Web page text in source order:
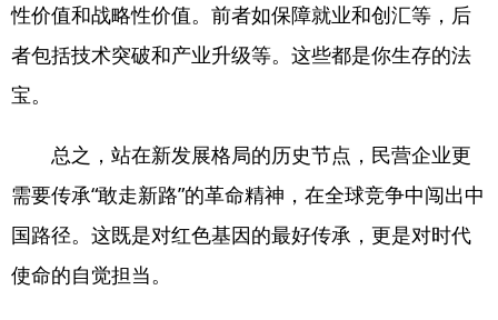
性价值和战略性价值。前者如保障就业和创汇等，后
者包括技术突破和产业升级等。这些都是你生存的法
宝。
总之，站在新发展格局的历史节点，民营企业更
需要传承“敢走新路”的革命精神，在全球竞争中闯出中
国路径。这既是对红色基因的最好传承，更是对时代
使命的自觉担当。